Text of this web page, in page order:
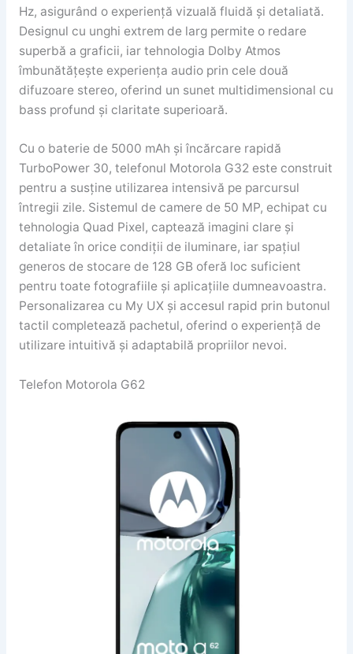
Hz, asigurând o experiență vizuală fluidă și detaliată.
Designul cu unghi extrem de larg permite o redare
superbă a graficii, iar tehnologia Dolby Atmos
îmbunătățește experiența audio prin cele două
difuzoare stereo, oferind un sunet multidimensional cu
bass profund și claritate superioară.
Cu o baterie de 5000 mAh și încărcare rapidă
TurboPower 30, telefonul Motorola G32 este construit
pentru a susține utilizarea intensivă pe parcursul
întregii zile. Sistemul de camere de 50 MP, echipat cu
tehnologia Quad Pixel, captează imagini clare și
detaliate în orice condiții de iluminare, iar spațiul
generos de stocare de 128 GB oferă loc suficient
pentru toate fotografiile și aplicațiile dumneavoastra.
Personalizarea cu My UX și accesul rapid prin butonul
tactil completează pachetul, oferind o experiență de
utilizare intuitivă și adaptabilă propriilor nevoi.
Telefon Motorola G62